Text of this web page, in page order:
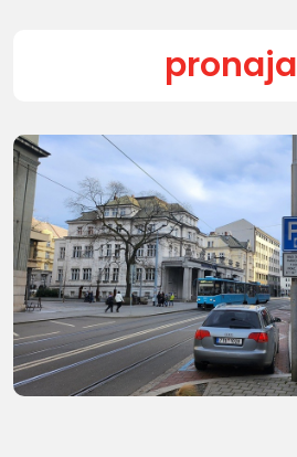
Další fotografie